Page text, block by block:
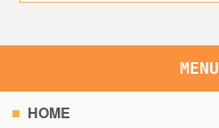
MENU
HOME